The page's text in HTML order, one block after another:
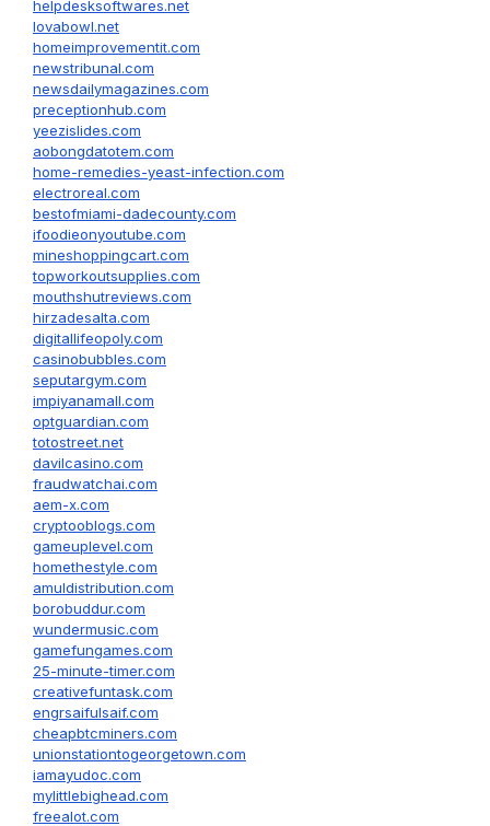
helpdesksoftwares.net
lovabowl.net
homeimprovementit.com
newstribunal.com
newsdailymagazines.com
preceptionhub.com
yeezislides.com
aobongdatotem.com
home-remedies-yeast-infection.com
electroreal.com
bestofmiami-dadecounty.com
ifoodieonyoutube.com
mineshoppingcart.com
topworkoutsupplies.com
mouthshutreviews.com
hirzadesalta.com
digitallifeopoly.com
casinobubbles.com
seputargym.com
impiyanamall.com
optguardian.com
totostreet.net
davilcasino.com
fraudwatchai.com
aem-x.com
cryptooblogs.com
gameuplevel.com
homethestyle.com
amuldistribution.com
borobuddur.com
wundermusic.com
gamefungames.com
25-minute-timer.com
creativefuntask.com
engrsaifulsaif.com
cheapbtcminers.com
unionstationtogeorgetown.com
iamayudoc.com
mylittlebighead.com
freealot.com